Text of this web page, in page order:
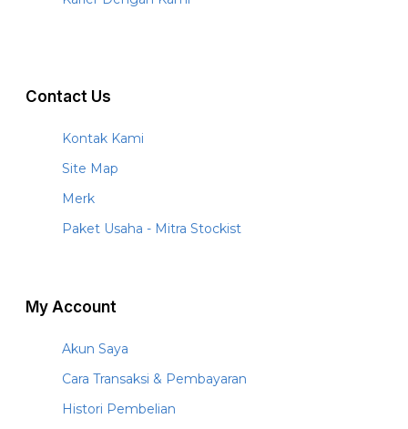
Contact Us
Kontak Kami
Site Map
Merk
Paket Usaha - Mitra Stockist
My Account
Akun Saya
Cara Transaksi & Pembayaran
Histori Pembelian